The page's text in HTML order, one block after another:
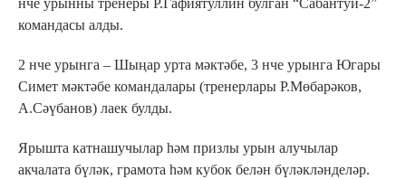
командасы алды.
2 нче урынга – Шыңар урта мәктәбе, 3 нче урынга Югары
Симет мәктәбе командалары (тренерлары Р.Мөбарәков,
А.Сәүбанов) лаек булды.
Ярышта катнашучылар һәм призлы урын алучылар
акчалата бүләк, грамота һәм кубок белән бүләкләнделәр.